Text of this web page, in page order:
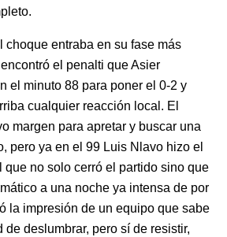
choque entraba en su fase más
el penalti que Asier
el minuto 88 para poner el 0-2 y
cualquier reacción local. El
margen para apretar y buscar una
pero ya en el 99 Luis Nlavo hizo el
que no solo cerró el partido sino que
a una noche ya intensa de por
la impresión de un equipo que sabe
deslumbrar, pero sí de resistir,